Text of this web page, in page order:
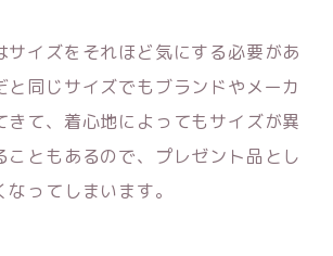
サイズをそれほど気にする必要があ
と同じサイズでもブランドやメーカ
きて、着心地によってもサイズが異
こともあるので、プレゼント品とし
ってしまいます。